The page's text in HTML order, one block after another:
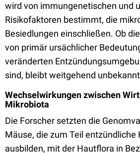
wird von immungenetischen und
Risikofaktoren bestimmt, die
Besiedlungen einschließen. Ob
von primär ursächlicher
veränderten
sind, bleibt weitgehend
Wechselwirkungen zwischen
Mikrobiota
Die Forscher setzten die
Mäuse, die zum Teil entzündliche
ausbilden, mit der Hautflora in